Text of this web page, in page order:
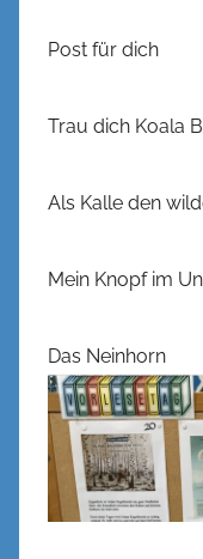
Post für dich
Trau dich Koala
Als Kalle den
Mein Knopf im
Das Neinhorn